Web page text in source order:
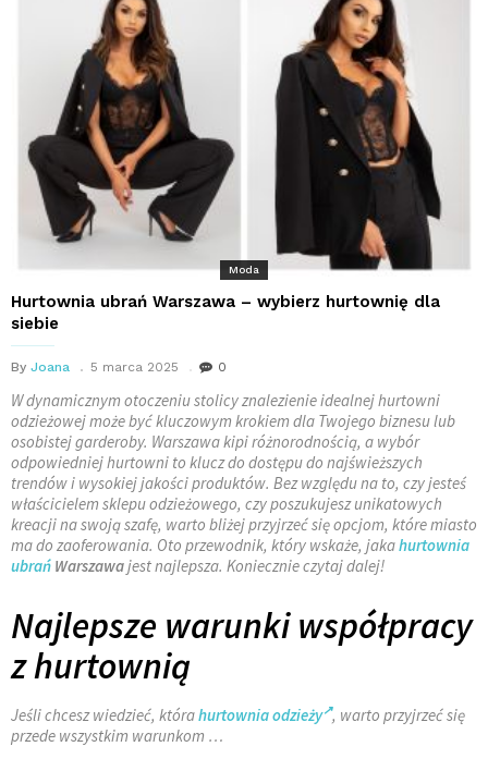
Moda
Hurtownia ubrań Warszawa – wybierz hurtownię dla
siebie
By Joana 5 marca 2025 0
W dynamicznym otoczeniu stolicy znalezienie idealnej hurtowni
odzieżowej może być kluczowym krokiem dla Twojego biznesu lub
osobistej garderoby. Warszawa kipi różnorodnością, a wybór
odpowiedniej hurtowni to klucz do dostępu do najświeższych
trendów i wysokiej jakości produktów. Bez względu na to, czy jesteś
właścicielem sklepu odzieżowego, czy poszukujesz unikatowych
kreacji na swoją szafę, warto bliżej przyjrzeć się opcjom, które miasto
ma do zaoferowania. Oto przewodnik, który wskaże, jakahurtownia
ubrań Warszawajest najlepsza. Koniecznie czytaj dalej!
Najlepsze warunki współpracy
z hurtownią
Jeśli chcesz wiedzieć, którahurtownia odzieży , warto przyjrzeć się
przede wszystkim warunkom …